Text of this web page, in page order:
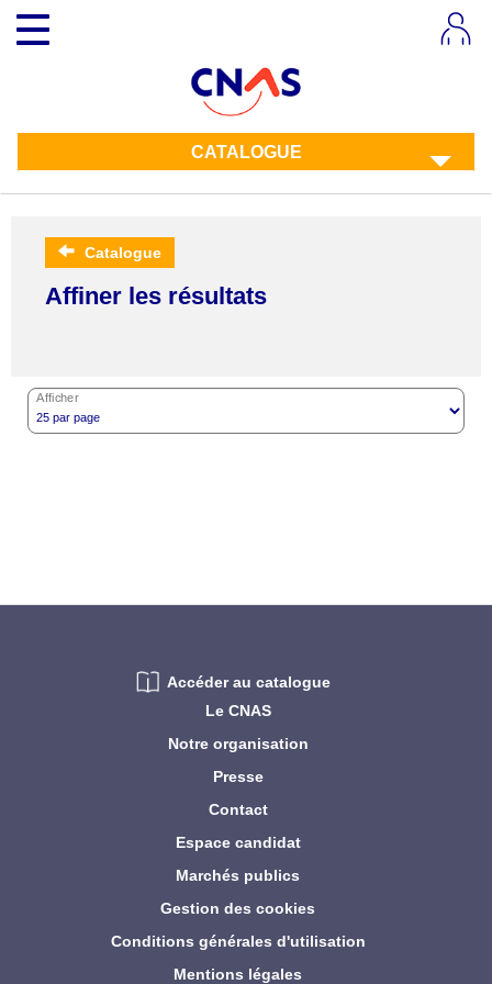
contenu
principal
Toggle
navigation
CATALOGUE
Catalogue
Affiner les résultats
Afficher
Le CNAS
Notre organisation
Presse
Contact
Espace candidat
Marchés publics
Gestion des cookies
Conditions générales d'utilisation
Mentions légales
Accéder au catalogue